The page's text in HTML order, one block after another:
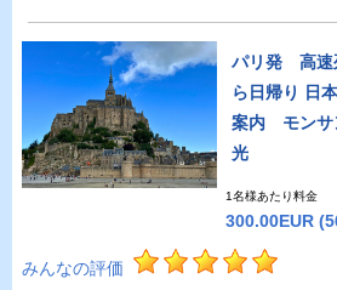
パリ発 高速
ら日帰り 日
案内 モンサ
光
1名様あたり料金
300.00EUR
みんなの評価